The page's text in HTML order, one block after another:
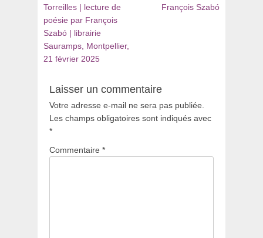
l’article
:
Torreilles | lecture de
poésie par François
Szabó | librairie
Sauramps, Montpellier,
21 février 2025
:
François Szabó
Laisser un commentaire
Votre adresse e-mail ne sera pas publiée.
Les champs obligatoires sont indiqués avec
*
Commentaire *